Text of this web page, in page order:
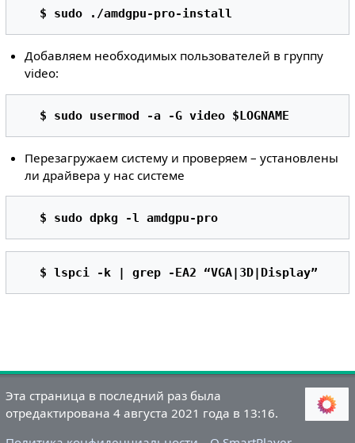
$ sudo ./amdgpu-pro-install
Добавляем необходимых пользователей в группу
video:
$ sudo usermod -a -G video $LOGNAME
Перезагружаем систему и проверяем – установлены
ли драйвера у нас системе
$ sudo dpkg -l amdgpu-pro
$ lspci -k | grep -EA2 “VGA|3D|Display”
Эта страница в последний раз была
отредактирована 4 августа 2021 года в 13:16.